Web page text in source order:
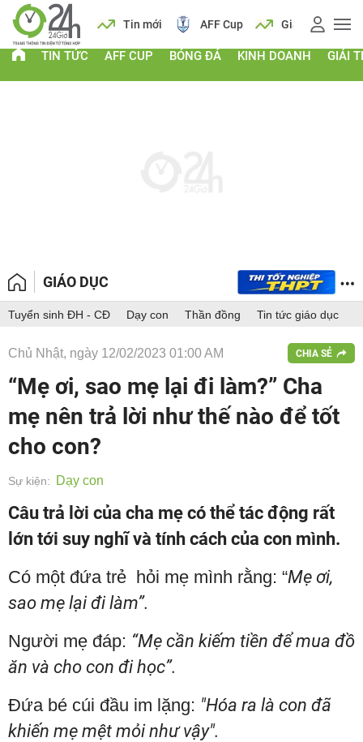
Lịch Tin mới AFF Cup Giá vàng
TIN TỨC AFF CUP BÓNG ĐÁ KINH DOANH GIẢI
GIÁO DỤC
Tuyển sinh ĐH - CĐ Dạy con Thần đồng Tin tức giáo dục
Chủ Nhật, ngày 12/02/2023 01:00 AM CHIA SẺ
“Mẹ ơi, sao mẹ lại đi làm?” Cha
mẹ nên trả lời như thế nào để tốt
cho con?
Sự kiện: Dạy con
Câu trả lời của cha mẹ có thể tác động rất
lớn tới suy nghĩ và tính cách của con mình.
Có một đứa trẻ hỏi mẹ mình rằng: “Mẹ ơi,
sao mẹ lại đi làm”.
Người mẹ đáp: “Mẹ cần kiếm tiền để mua đồ
ăn và cho con đi học”.
Đứa bé cúi đầu im lặng: "Hóa ra là con đã
khiến mẹ mệt mỏi như vậy".